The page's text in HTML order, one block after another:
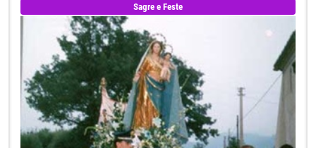
Sagre e Feste